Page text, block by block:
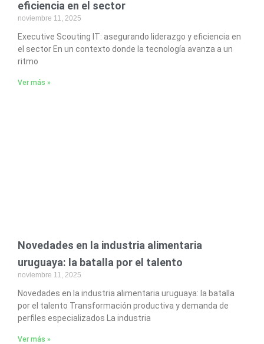
eficiencia en el sector
noviembre 11, 2025
Executive Scouting IT: asegurando liderazgo y eficiencia en
el sector En un contexto donde la tecnología avanza a un
ritmo
Ver más »
Novedades en la industria alimentaria
uruguaya: la batalla por el talento
noviembre 11, 2025
Novedades en la industria alimentaria uruguaya: la batalla
por el talento Transformación productiva y demanda de
perfiles especializados La industria
Ver más »